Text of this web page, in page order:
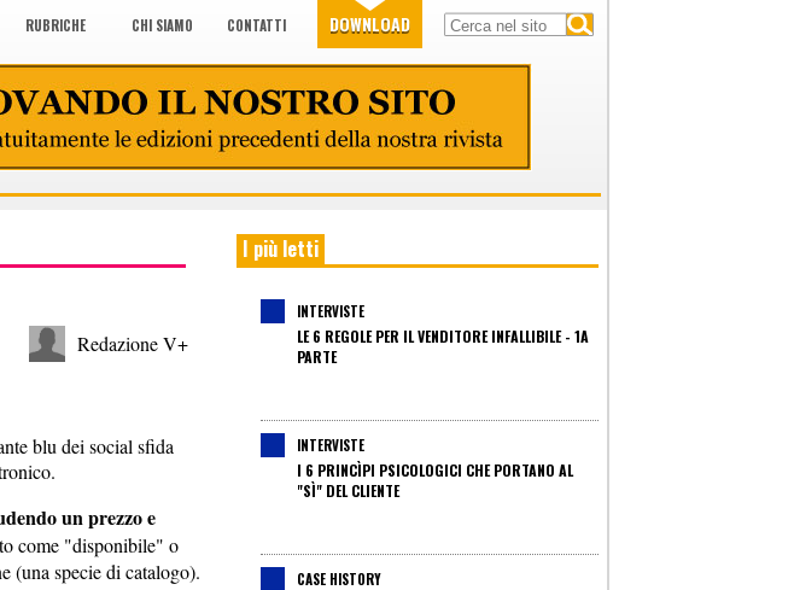
RUBRICHE CHI SIAMO CONTATTI DOWNLOAD
Redazione V+
blu dei social sfida
un prezzo e
come "disponibile" o
(una specie di catalogo).
I più letti
INTERVISTE
LE 6 REGOLE PER IL VENDITORE INFALLIBILE - 1A
PARTE
INTERVISTE
I 6 PRINCÌPI PSICOLOGICI CHE PORTANO AL
"SÌ" DEL CLIENTE
CASE HISTORY